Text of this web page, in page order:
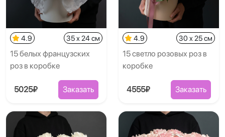
4.9 35 x 24 см
15 белых французских
роз в коробке
5025₽ Заказать
4.9 30 x 25 см
15 светло розовых роз в
коробке
4555₽ Заказать